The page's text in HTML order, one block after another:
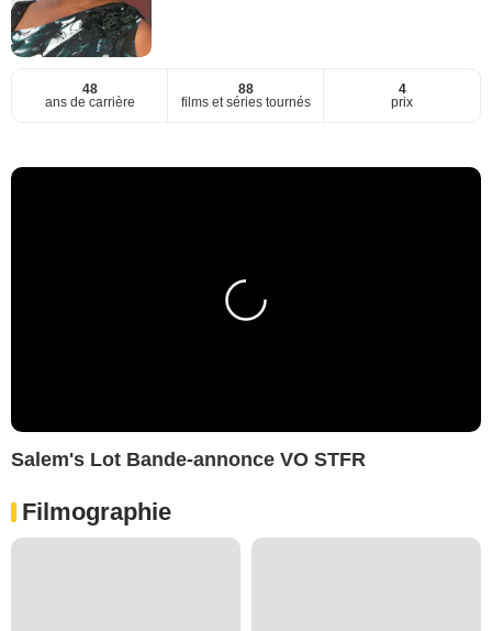
48
ans de carrière
88
films et séries tournés
4
prix
Salem's Lot Bande-annonce VO STFR
Filmographie